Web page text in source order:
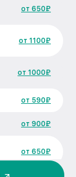
от 650₽
от 1100₽
от 1000₽
от 590₽
от 900₽
от 650₽